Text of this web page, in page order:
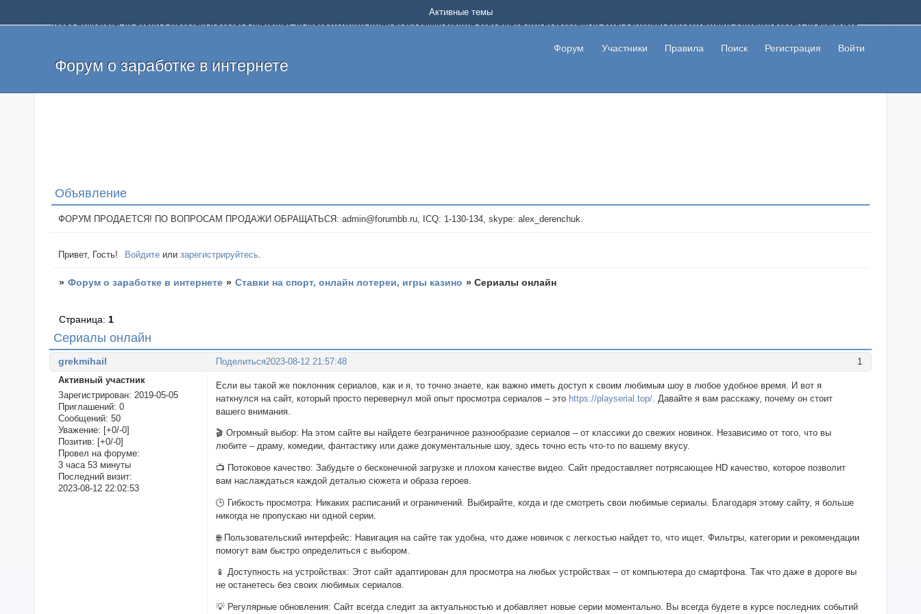
Добро пожаловать на форум о заработке и работе в интернете, на котором можно найти подходящий вариант дополнительной подработки на дому с высоким доходом помимо основной работы, не вкладывая
и оставлять свои отзывы. Если вы знаете, что определенный проект или сайт не платит, то указывайте в теме что это лохотрон, чтобы другие пользователи не попались на развод. Вы сможете начать зарабатывать
легкие деньги без вложений и регистрации уже сегодня. Создавайте новые темы, размещайте объявления со своими пригласительными ссылками и первая прибыль не заставит себя долго ждать.
Форум о заработке в интернете
Форум Участники Правила Поиск Регистрация Войти
Активные темы
Объявление
ФОРУМ ПРОДАЕТСЯ! ПО ВОПРОСАМ ПРОДАЖИ ОБРАЩАТЬСЯ: admin@forumbb.ru, ICQ: 1-130-134, skype: alex_derenchuk.
Привет, Гость! Войдите илизарегистрируйтесь.
» Форум о заработке в интернете » Ставки на спорт, онлайн лотереи, игры казино »Сериалы онлайн
Сериалы онлайн
Страница: 1
Поделиться 1
2023-08-12 21:57:48
grekmihail
Активный участник
Зарегистрирован: 2019-05-05
Приглашений: 0
Сообщений: 50
Уважение: [+0/-0]
Позитив: [+0/-0]
Провел на форуме:
3 часа 53 минуты
Последний визит:
2023-08-12 22:02:53
Если вы такой же поклонник сериалов, как и я, то точно знаете, как важно иметь доступ к своим любимым шоу в любое удобное время. И вот я
наткнулся на сайт, который просто перевернул мой опыт просмотра сериалов – это https://playserial.top/ . Давайте я вам расскажу, почему он стоит
вашего внимания.
🎬 Огромный выбор: На этом сайте вы найдете безграничное разнообразие сериалов – от классики до свежих новинок. Независимо от того, что вы
любите – драму, комедии, фантастику или даже документальные шоу, здесь точно есть что-то по вашему вкусу.
📺 Потоковое качество: Забудьте о бесконечной загрузке и плохом качестве видео. Сайт предоставляет потрясающее HD качество, которое позволит
вам наслаждаться каждой деталью сюжета и образа героев.
🕒 Гибкость просмотра: Никаких расписаний и ограничений. Выбирайте, когда и где смотреть свои любимые сериалы. Благодаря этому сайту, я больше
никогда не пропускаю ни одной серии.
🌐 Пользовательский интерфейс: Навигация на сайте так удобна, что даже новичок с легкостью найдет то, что ищет. Фильтры, категории и рекомендации
помогут вам быстро определиться с выбором.
📱 Доступность на устройствах: Этот сайт адаптирован для просмотра на любых устройствах – от компьютера до смартфона. Так что даже в дороге вы
не останетесь без своих любимых сериалов.
💡 Регулярные обновления: Сайт всегда следит за актуальностью и добавляет новые серии моментально. Вы всегда будете в курсе последних событий